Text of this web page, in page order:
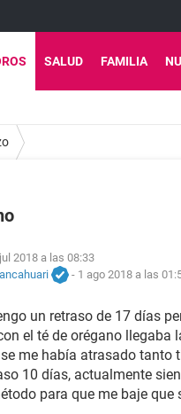
SALUD FAMILIA
2018 a las 08:33
- 1 ago 2018 a las
un retraso de 17 días
el té de orégano llegaba
me había atrasado tanto
10 días, actualmente
para que me baje